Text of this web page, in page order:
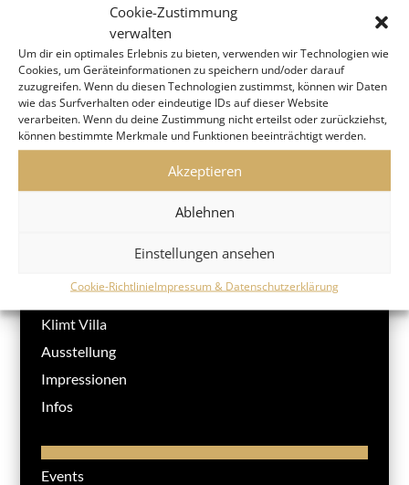
Cookie-Zustimmung
verwalten
Um dir ein optimales Erlebnis zu bieten, verwenden wir Technologien wie
Cookies, um Geräteinformationen zu speichern und/oder darauf
zuzugreifen. Wenn du diesen Technologien zustimmst, können wir Daten
wie das Surfverhalten oder eindeutige IDs auf dieser Website
verarbeiten. Wenn du deine Zustimmung nicht erteilst oder zurückziehst,
können bestimmte Merkmale und Funktionen beeinträchtigt werden.
Akzeptieren
Ablehnen
Einstellungen ansehen
Cookie-RichtlinieImpressum & Datenschutzerklärung
KLIMT VILLA WIEN
Klimt Villa
Ausstellung
Impressionen
Infos
Events